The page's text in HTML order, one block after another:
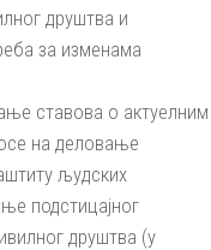
друштва и
за изменама
ставова о актуелним
на деловање
људских
подстицајног
друштва (у